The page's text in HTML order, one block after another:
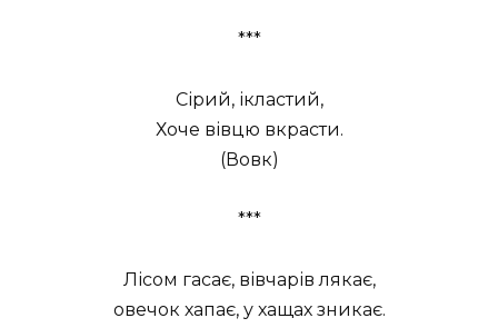
***
Сірий, ікластий,
Хоче вівцю вкрасти.
(Вовк)
***
Лісом гасає, вівчарів лякає,
овечок хапає, у хащах зникає.